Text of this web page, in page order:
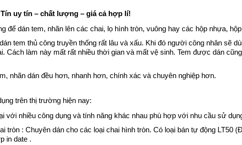
uy tín – chất lượng – giá cả hợp lí!
để dán tem, nhãn lên các chai, lọ hình tròn, vuông hay các hộp nhựa,
tem thủ công truyền thống rất lâu và xấu. Khi đó người công nhân sẽ
Cách làm này mất rất nhiều thời gian và mất vệ sinh. Tem được dán
nhãn dán đều hơn, nhanh hơn, chính xác và chuyên nghiệp hơn.
trên thị trường hiện nay:
với nhiều công dụng và tính năng khác nhau phù hợp với nhu cầu sử
tròn : Chuyên dán cho các loại chai hình tròn. Có loại bán tự động LT50
in date .